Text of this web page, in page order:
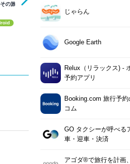
の旅
旅のしおり作成・旅行計
画 - NAVITIME Travel
iPhone
じゃらん
Google Earth
Relux（リラックス) -
予約アプリ
Booking.com 旅行予
コム
GO タクシーが呼べる
車・迎車・決済
アゴダ®で旅行を計画